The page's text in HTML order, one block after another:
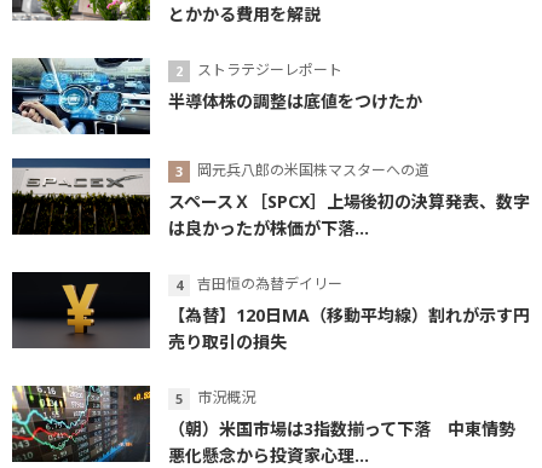
とかかる費用を解説
ストラテジーレポート
半導体株の調整は底値をつけたか
岡元兵八郎の米国株マスターへの道
スペースＸ［SPCX］上場後初の決算発表、数字
は良かったが株価が下落...
吉田恒の為替デイリー
【為替】120日MA（移動平均線）割れが示す円
売り取引の損失
市況概況
（朝）米国市場は3指数揃って下落 中東情勢
悪化懸念から投資家心理...